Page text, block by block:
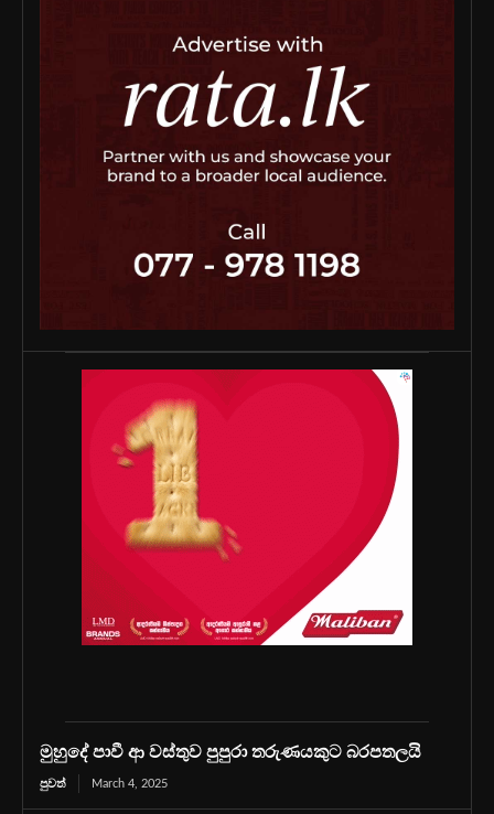
මුහුදේ පාවී ආ වස්තුව පුපුරා තරුණයකුට බරපතලයි
පුවත් March 4, 2025